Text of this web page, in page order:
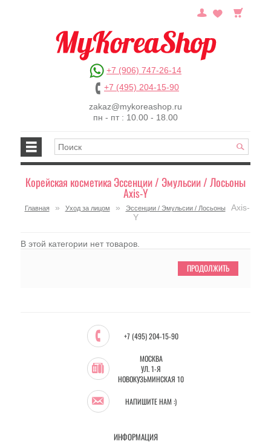
+7 (906) 747-26-14
+7 (495) 204-15-90
zakaz@mykoreashop.ru
пн - пт : 10.00 - 18.00
Корейская косметика Эссенции / Эмульсии / Лосьоны
Axis-Y
Главная » Уход за лицом » Эссенции / Эмульсии / Лосьоны
Axis-
Y
В этой категории нет товаров.
ПРОДОЛЖИТЬ
+7 (495) 204-15-90
МОСКВА
УЛ. 1-Я
НОВОКУЗЬМИНСКАЯ 10
НАПИШИТЕ НАМ :)
ИНФОРМАЦИЯ